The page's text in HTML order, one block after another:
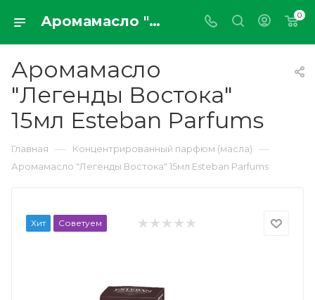
Аромамасло "Легенды Востока" 15мл Esteban Parfums 0
Аромамасло
"Легенды Востока"
15мл Esteban Parfums
Главная — Концентрированный парфюм (масла) —
Аромамасло "Легенды Востока" 15мл Esteban Parfums
Хит Советуем